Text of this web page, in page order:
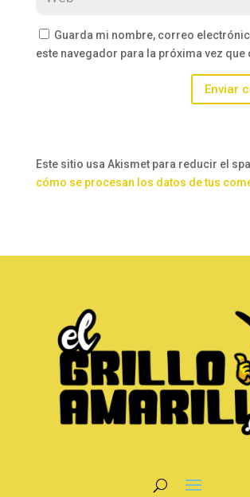
Guarda mi nombre, correo
este navegador para la próxima vez que
Enviar
Este sitio usa Akismet para reducir el
cómo se procesan los datos de tus